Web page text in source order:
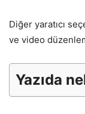
Diğer yaratıcı
ve video
Yazıda